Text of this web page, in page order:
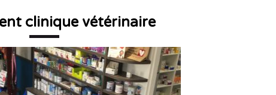
clinique vétérinaire